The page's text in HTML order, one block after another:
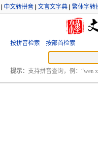
中文转拼音 文言文字典 繁体字转
按拼音检索 按部首检索
提示： 支持拼音查询，例：“wen